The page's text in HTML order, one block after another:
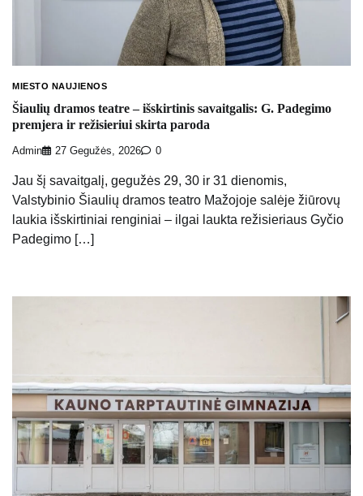
MIESTO NAUJIENOS
Šiaulių dramos teatre – išskirtinis savaitgalis: G. Padegimo
premjera ir režisieriui skirta paroda
Admin 27 Gegužės, 2026 0
Jau šį savaitgalį, gegužės 29, 30 ir 31 dienomis,
Valstybinio Šiaulių dramos teatro Mažojoje salėje žiūrovų
laukia išskirtiniai renginiai – ilgai laukta režisieriaus Gyčio
Padegimo […]